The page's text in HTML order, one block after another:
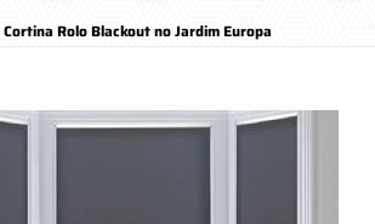
Cortina Rolo Blackout no Jardim Europa